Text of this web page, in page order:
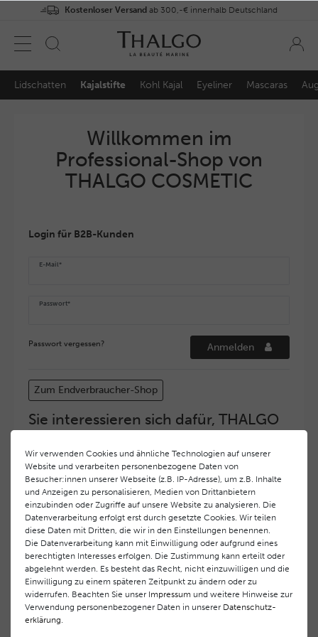
Kostenloser Versand ab 300,-€ innerhalb Deutschland
Lidschatten Eyeliner
Kajalstifte Kohl Kajal Mascaras
Willkommen im
Professional-Shop von
THALGO COSMETIC
Login für B2B-Kunden
E-Mail*
Passwort*
Passwort vergessen? Anmelden
Zum Endverbraucher-Shop
Sie interessieren sich dafür, THALGO
COSMETIC Partner und Depositär zu
werden?
Hohe Servicequalität und ein exzellentes Markenimage
haben bei
THALGO COSMETIC oberste Priorität.
Anspruchsvollen Endverbrauchern möchten wir ein
hohes Qualitätsniveau und gleichzeitig eine
überdurchschnittliche Behandlungs- und Serviceleistung
gewährleisten. Deshalb haben wir ein selektives
Vertriebssystem eingeführt. THALGO COSMETICPartner
werden auf diese Weise wirtschaftlich unterstützt,
während Endverbrauchern eine stets gleichbleibend hohe
Dienstleistungsqualität und ein innovatives Produkt- und
Behandlungsprogramm geboten wird.
Wir verwenden Cookies und ähnliche Technologien auf unserer
Website und verarbeiten personenbezogene Daten von
Besucher:innen unserer Webseite (z.B. IP-Adresse), um z.B. Inhalte
und Anzeigen zu personalisieren, Medien von Drittanbietern
einzubinden oder Zugriffe auf unsere Website zu analysieren. Die
Datenverarbeitung erfolgt erst durch gesetzte Cookies. Wir teilen
diese Daten mit Dritten, die wir in den Einstellungen benennen.
Die Datenverarbeitung kann mit Einwilligung oder aufgrund eines
berechtigten Interesses erfolgen. Die Zustimmung kann erteilt oder
abgelehnt werden. Es besteht das Recht, nicht einzuwilligen und die
Einwilligung zu einem späteren Zeitpunkt zu ändern oder zu
widerrufen. Beachten Sie unser Impressum und weitere Hinweise zur
Verwendung personenbezogener Daten in unserer Daten­schutz­
erklärung.